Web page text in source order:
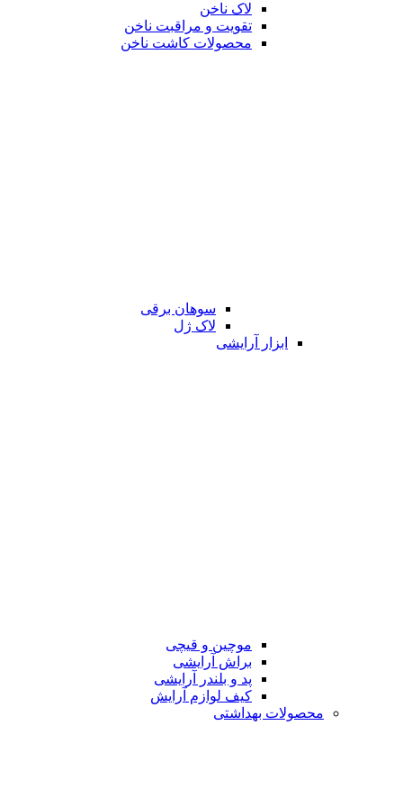
لاک ناخن
تقویت و مراقبت ناخن
محصولات کاشت ناخن
سوهان برقی
لاک ژل
ابزار آرایشی
موچین و قیچی
براش آرایشی
پد و بلندر آرایشی
کیف لوازم آرایش
محصولات بهداشتی